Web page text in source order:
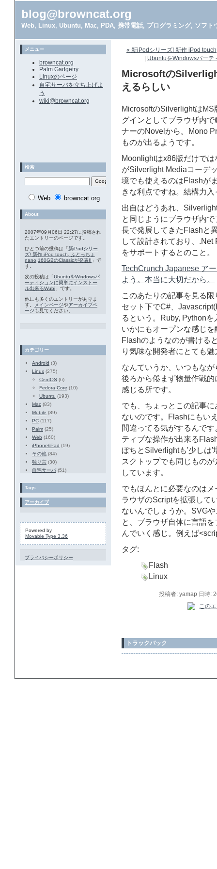
blog@browncat.org
Web, Linux, Ubuntu, Mac, PDA, 携帯電話, プログラミング, ソフト
« 新iPodシリーズ! 新作 iPod
UbuntuをWindowsパーテ
Microsoftの
えるらしい
MicrosoftのSilverlightは
グインとしてブラウザ内
ナーのNovelから。Mono
ものが出るようです。
Moonlightはx86版だけで
がSilverlight Mediaコーデ
境でも使えるのはFlashが
きな利点ですね。結構力
出自はどうあれ、
と同じようにブラウザ内
長で発展してきたFlashと
して設計されており、
をサポートするとのこと。
TechCrunch Japanese ア
よう。本当に大切だから。
このあたりの記事を見る
セット下でC#、
るという。Ruby, Python
いかにもオープンな感じ
Flashのようなのが書ける
り気味な開発者にとても
なんていうか、いつもな
後ろから倦まず物量作戦
感じる所です。
でも、ちょっとこの記事
ないのです。Flashにもい
間違ってる気がするんで
ティブな操作が出来る
ぼちとSilverlightも'少しは'
スクトップでも同じもの
しています。
でもほんとに必要なのは
ラウザのScriptを拡張して
ないんでしょうか。SVG
と、ブラウザ自体に言語
んでいく感じ。例えば
タグ:
Flash
Linux
投稿者: yamap 日時:
トラックバック
メニュー
browncat.org
Palm Gadgetry
Linuxのページ
自宅サーバを立ち上げよ
う
wiki@browncat.org
検索
Web browncat.org
About
2007年09月06日 22:27に投稿され
たエントリーのページです。
ひとつ前の投稿は「新iPodシリー
ズ! 新作 iPod touch, ふとっちょ
nano,160GBのClassicが発表!! 」で
す。
次の投稿は「UbuntuをWindowsパ
ーティションに簡単にインストー
ル出来るWubi 」です。
他にも多くのエントリーがありま
す。
メインページやアーカイブペ
ージ も見てください。
カテゴリー
Android (3)
Linux (275)
CentOS (6)
Fedora Core (10)
Ubuntu (193)
Mac (83)
Mobile (89)
PC (117)
Palm (25)
Web (160)
iPhone/iPad (19)
その他 (84)
独り言 (30)
自宅サーバ (51)
Tags
アーカイブ
Powered by
Movable Type 3.36
プライバシーポリシー